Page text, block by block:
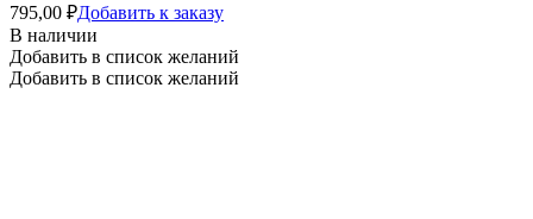
795,00 ₽Добавить к заказу
В наличии
Добавить в список желаний
Добавить в список желаний